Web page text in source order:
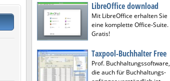
LibreOffice download
Mit LibreOffice erhalten Sie
eine komplette Office-Suite.
Gratis!
Taxpool-Buchhalter Free
Prof. Buchhaltungssoftware,
die auch für Buchhaltungs-